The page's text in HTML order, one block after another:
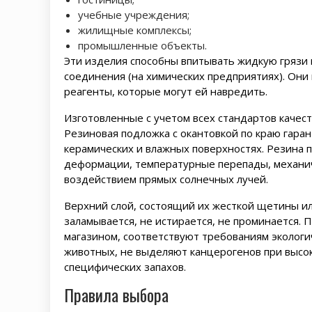
учебные учреждения;
жилищные комплексы;
промышленные объекты.
Эти изделия способны впитывать жидкую
соединения (на химических предприятиях).
реагенты, которые могут ей навредить.
Изготовленные с учетом всех стандартов
Резиновая подложка с окантовкой по краю
керамических и влажных поверхностях. Резина
деформации, температурные перепады,
воздействием прямых солнечных лучей.
Верхний слой, состоящий их жесткой щетины
заламывается, не истирается, не
магазином, соответствуют требованиям
животных, не выделяют канцерогенов при
специфических запахов.
Правила выбора